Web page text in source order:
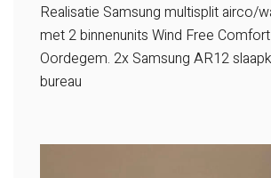
Realisatie Samsung multisplit airco/
met 2 binnenunits Wind Free
Oordegem. 2x Samsung AR12
bureau